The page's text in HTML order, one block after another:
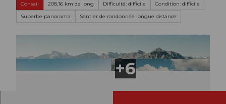
Conseil 208,16 km de long Difficulté: difficile
Condition: difficile
Superbe panorama
Sentier de randonnée longue distance